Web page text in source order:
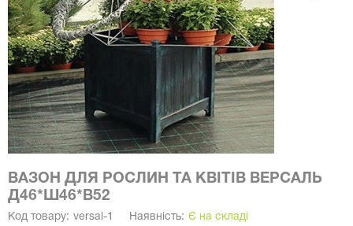
ВАЗОН ДЛЯ РОСЛИН ТА КВІТІВ ВЕРСАЛЬ
Д46*Ш46*В52
Код товару: versal-1 Наявність: Є на складі